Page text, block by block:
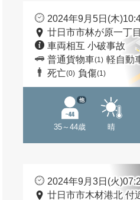
2024年9月5日(木
廿日市市林が原一丁
車両相互 小破事故
普通貨物車(1) 軽自動
死亡(0) 負傷(1)
35～44歳
他
晴
2024年9月3日(火
廿日市市木材港北 付